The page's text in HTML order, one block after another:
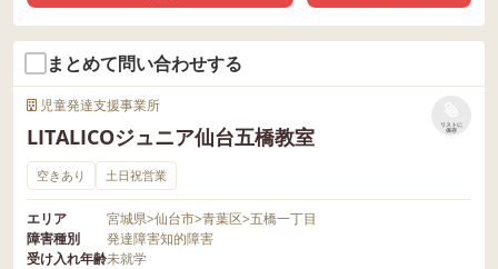
まとめて問い合わせする
児童発達支援事業所
LITALICOジュニア仙台五橋教室
リストに
保存
空きあり 土日祝営業
エリア 宮城県>仙台市>青葉区>五橋一丁目
障害種別
発達障害知的障害
受け入れ年齢未就学